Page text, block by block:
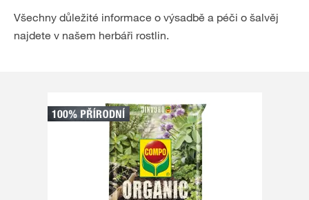
Všechny důležité informace o výsadbě a péči o šalvěj
najdete v našem herbáři rostlin.